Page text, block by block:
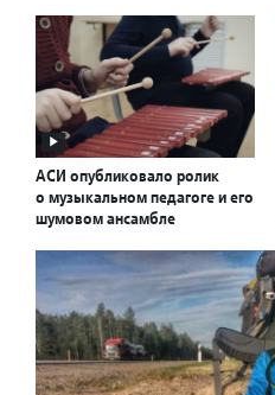
АСИ опубликовало ролик
о музыкальном педагоге и его
шумовом ансамбле